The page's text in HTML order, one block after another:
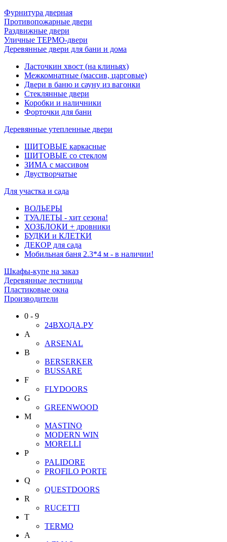
Фурнитура дверная
Противопожарные двери
Раздвижные двери
Уличные ТЕРМО-двери
Деревянные двери для бани и дома
Ласточкин хвост (на клиньях)
Межкомнатные (массив, царговые)
Двери в баню и сауну из вагонки
Стеклянные двери
Коробки и наличники
Форточки для бани
Деревянные утепленные двери
ЩИТОВЫЕ каркасные
ЩИТОВЫЕ со стеклом
ЗИМА с массивом
Двустворчатые
Для участка и сада
ВОЛЬЕРЫ
ТУАЛЕТЫ - хит сезона!
ХОЗБЛОКИ + дровники
БУДКИ и КЛЕТКИ
ДЕКОР для сада
Мобильная баня 2.3*4 м - в наличии!
Шкафы-купе на заказ
Деревянные лестницы
Пластиковые окна
Производители
0 - 9
24ВХОДА.РУ
A
ARSENAL
B
BERSERKER
BUSSARE
F
FLYDOORS
G
GREENWOOD
M
MASTINO
MODERN WIN
MORELLI
P
PALIDORE
PROFILO PORTE
Q
QUESTDOORS
R
RUCETTI
T
TERMO
А